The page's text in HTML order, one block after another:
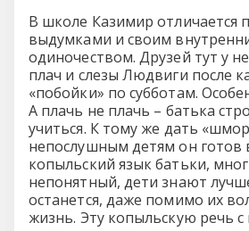
В школе Казимир отличается
выдумками и своим
одиночеством. Друзей тут у
плач и слезы Людвиги после
«побойки» по субботам.
А плачь не плачь – батька
учиться. К тому же дать
непослушным детям он готов
копыльский язык батьки,
непонятный, дети знают
останется, даже помимо их
жизнь. Эту копыльскую речь